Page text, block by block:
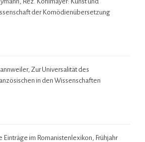
der Komödienübersetzung
Zur Universalität des
in den Wissenschaften
Einträge im Romanistenlexikon, Frühjahr